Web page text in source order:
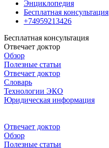
Энциклопедия
Бесплатная консультация
+74959213426
Бесплатная консультация
Отвечает доктор
Обзор
Полезные статьи
Отвечает доктор
Словарь
Технологии ЭКО
Юридическая информация
Отвечает доктор
Обзор
Полезные статьи